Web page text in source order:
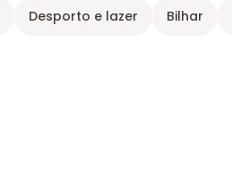
Desporto e lazer Bilhar